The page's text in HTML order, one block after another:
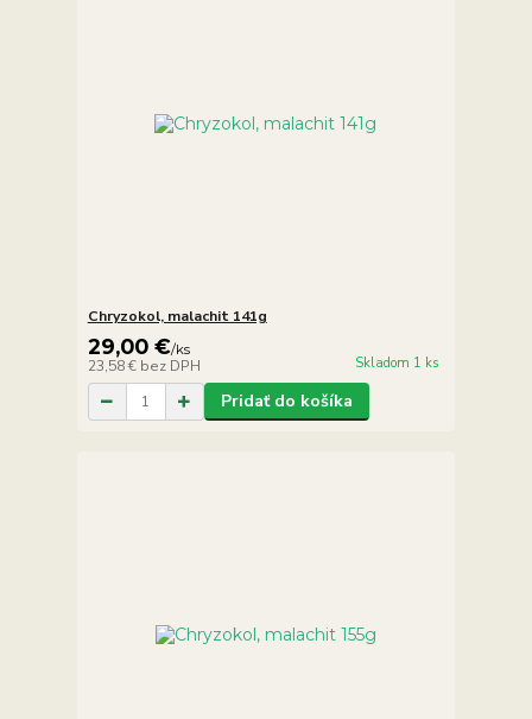
Chryzokol, malachit 141g
29,00 €/ks
23,58 € bez DPH Skladom 1 ks
Pridať do košíka